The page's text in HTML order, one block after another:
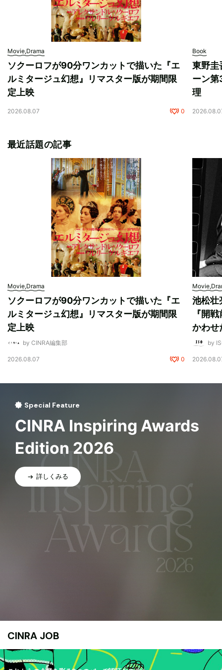
Movie,Drama
ソクーロフが90分ワンカットで描いた『エ
ルミタージュ幻想』リマスター版が期間限
定上映
2026.08.07 0
Book
東野圭
ーン第
理
最近話題の記事
Movie,Drama
ソクーロフが90分ワンカットで描いた『エ
ルミタージュ幻想』リマスター版が期間限
定上映
by CINRA編集部
2026.08.07 0
池松壮
『開
かわせ
by
Special Feature
CINRA Inspiring Awards
Edition 2026
詳しくみる
CINRA JOB